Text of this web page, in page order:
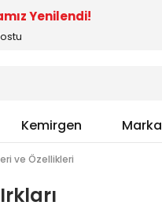
Yenilendi!
Kemirgen
ve Özellikleri